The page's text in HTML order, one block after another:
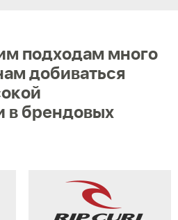
подходам много
добиваться
в брендовых